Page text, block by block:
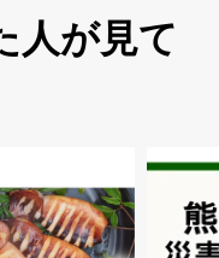
人が見て